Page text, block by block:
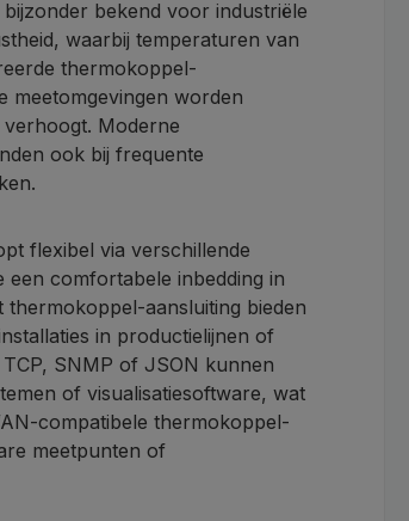
bekend voor industriële
waarbij temperaturen van
thermokoppel-
meetomgevingen worden
Moderne
ook bij frequente
flexibel via verschillende
comfortabele inbedding in
aansluiting bieden
in productielijnen of
SNMP of JSON kunnen
of visualisatiesoftware, wat
compatibele thermokoppel-
meetpunten of